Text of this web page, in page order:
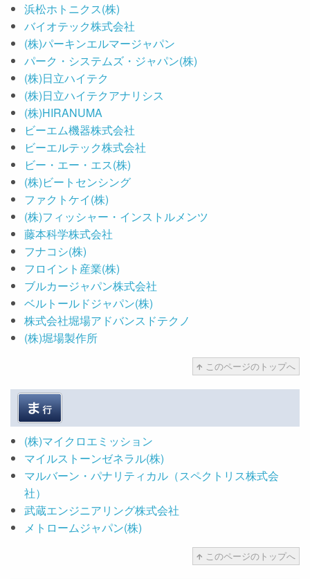
浜松ホトニクス(株)
バイオテック株式会社
(株)パーキンエルマージャパン
パーク・システムズ・ジャパン(株)
(株)日立ハイテク
(株)日立ハイテクアナリシス
(株)HIRANUMA
ビーエム機器株式会社
ビーエルテック株式会社
ビー・エー・エス(株)
(株)ビートセンシング
ファクトケイ(株)
(株)フィッシャー・インストルメンツ
藤本科学株式会社
フナコシ(株)
フロイント産業(株)
ブルカージャパン株式会社
ベルトールドジャパン(株)
株式会社堀場アドバンスドテクノ
(株)堀場製作所
このページのトップへ
(株)マイクロエミッション
マイルストーンゼネラル(株)
マルバーン・パナリティカル（スペクトリス株式会
社）
武蔵エンジニアリング株式会社
メトロームジャパン(株)
このページのトップへ